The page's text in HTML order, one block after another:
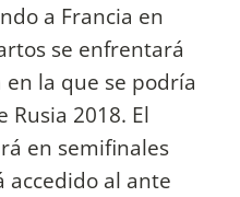
a Francia en
se enfrentará
la que se podría
2018. El
en semifinales
accedido al ante